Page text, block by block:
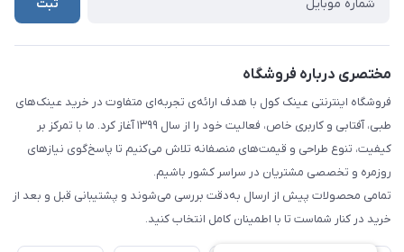
ثبت
مختصری درباره فروشگاه
فروشگاه اینترنتی عینک کول با هدف ارائه‌ی تجربه‌ای متفاوت در خرید عینک‌های
طبی، آفتابی و کاربری خاص، فعالیت خود را از سال ۱۳۹۹ آغاز کرد. ما با تمرکز بر
کیفیت، تنوع طراحی و قیمت‌های منصفانه تلاش می‌کنیم تا پاسخ‌گوی نیازهای
روزمره و تخصصی مشتریان در سراسر کشور باشیم.
تمامی محصولات پیش از ارسال به‌دقت بررسی می‌شوند و پشتیبانی قبل و بعد از
خرید در کنار شماست تا با اطمینان کامل انتخاب کنید.